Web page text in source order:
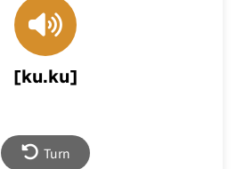
[ku.ku]
Turn
Back